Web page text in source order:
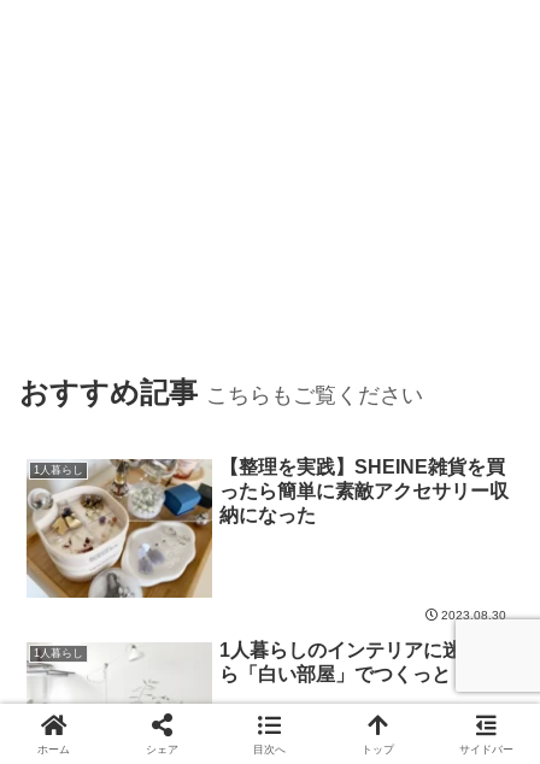
おすすめ記事 こちらもご覧ください
1人暮らし
【整理を実践】SHEINE雑貨を買
ったら簡単に素敵アクセサリー収
納になった
2023.08.30
1人暮らし
1人暮らしのインテリアに迷った
ら「白い部屋」でつくっとく
ホーム シェア 目次へ トップ サイドバー